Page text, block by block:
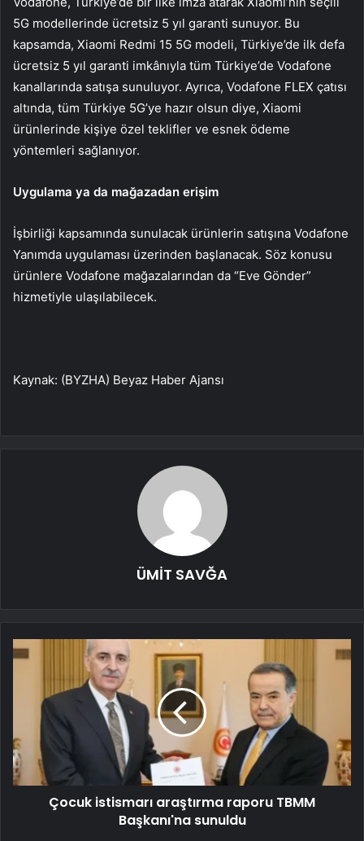
5G modellerinde ücretsiz 5 yıl garanti sunuyor. Bu
kapsamda, Xiaomi Redmi 15 5G modeli, Türkiye’de ilk defa
ücretsiz 5 yıl garanti imkânıyla tüm Türkiye’de Vodafone
kanallarında satışa sunuluyor. Ayrıca, Vodafone FLEX çatısı
altında, tüm Türkiye 5G’ye hazır olsun diye, Xiaomi
ürünlerinde kişiye özel teklifler ve esnek ödeme
yöntemleri sağlanıyor.
Uygulama ya da mağazadan erişim
İşbirliği kapsamında sunulacak ürünlerin satışına Vodafone
Yanımda uygulaması üzerinden başlanacak. Söz konusu
ürünlere Vodafone mağazalarından da “Eve Gönder”
hizmetiyle ulaşılabilecek.
Kaynak: (BYZHA) Beyaz Haber Ajansı
ÜMİT SAVĞA
Çocuk istismarı araştırma raporu TBMM
Başkanı'na sunuldu